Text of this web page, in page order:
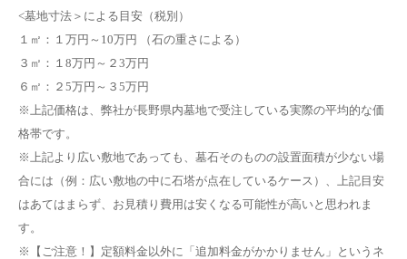
<墓地寸法＞による目安（税別）
１㎡：１万円～10万円 （石の重さによる）
３㎡：１8万円～２3万円
６㎡：２5万円～３5万円
※上記価格は、弊社が長野県内墓地で受注している実際の平均的な価
格帯です。
※上記より広い敷地であっても、墓石そのものの設置面積が少ない場
合には（例：広い敷地の中に石塔が点在しているケース）、上記目安
はあてはまらず、お見積り費用は安くなる可能性が高いと思われま
す。
※【ご注意！】定額料金以外に「追加料金がかかりません」というネ